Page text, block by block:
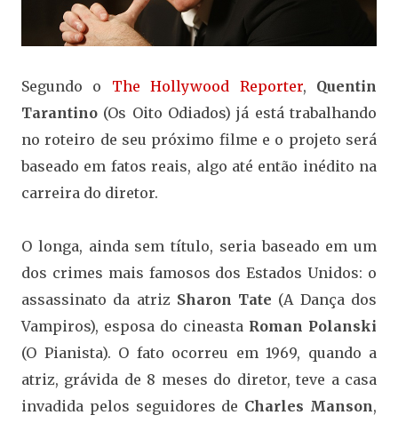
Segundo o The Hollywood Reporter, Quentin
Tarantino (Os Oito Odiados) já está trabalhando
no roteiro de seu próximo filme e o projeto será
baseado em fatos reais, algo até então inédito na
carreira do diretor.
O longa, ainda sem título, seria baseado em um
dos crimes mais famosos dos Estados Unidos: o
assassinato da atriz Sharon Tate (A Dança dos
Vampiros), esposa do cineasta Roman Polanski
(O Pianista). O fato ocorreu em 1969, quando a
atriz, grávida de 8 meses do diretor, teve a casa
invadida pelos seguidores de Charles Manson,